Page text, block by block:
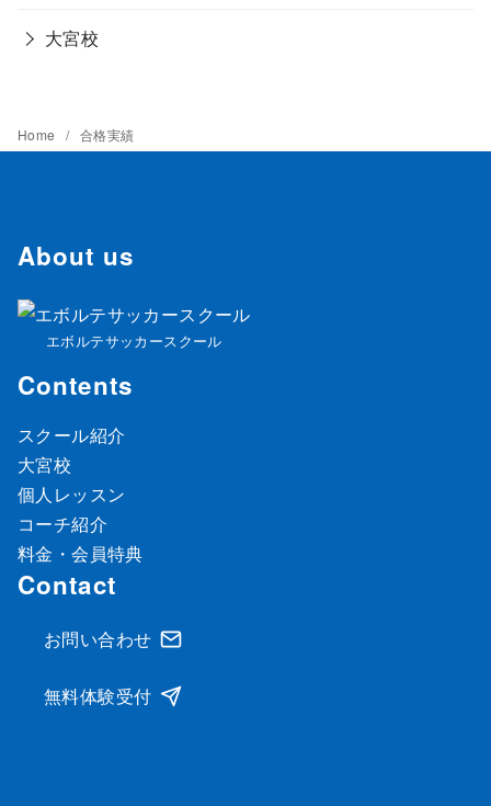
大宮校
Home 合格実績
About us
エボルテサッカースクール
Contents
スクール紹介
大宮校
個人レッスン
コーチ紹介
料金・会員特典
Contact
お問い合わせ
無料体験受付